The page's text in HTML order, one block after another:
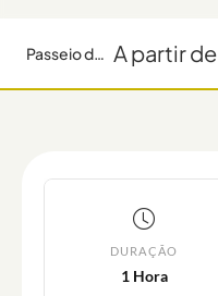
Passeio de Barco ao Pôr do Sol na Ria Formosa – Experiência no Parque Natural A partir de
DURAÇÃO
1 Hora